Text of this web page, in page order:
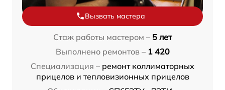
Вызвать мастера
Стаж работы мастером – 5 лет
Выполнено ремонтов – 1 420
Специализация – ремонт коллиматорных
прицелов и тепловизионных прицелов